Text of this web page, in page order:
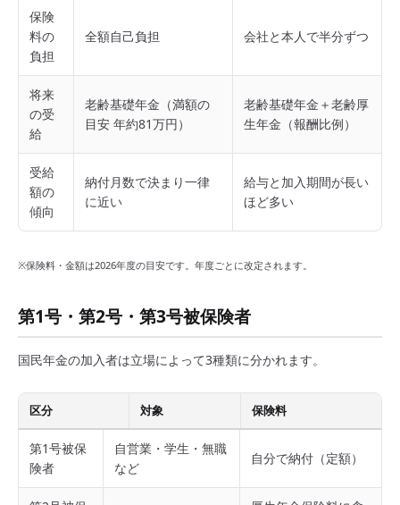
保険
料の
負担
全額自己負担 会社と本人で半分ずつ
将来
の受
給
老齢基礎年金（満額の
目安 年約81万円）
老齢基礎年金＋老齢厚
生年金（報酬比例）
受給
額の
傾向
納付月数で決まり一律
に近い
給与と加入期間が長い
ほど多い
※保険料・金額は2026年度の目安です。年度ごとに改定されます。
第1号・第2号・第3号被保険者
国民年金の加入者は立場によって3種類に分かれます。
区分 対象 保険料
第1号被保
険者
自営業・学生・無職
など
自分で納付（定額）